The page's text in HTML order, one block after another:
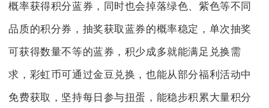
概率获得积分蓝券，同时也会掉落绿色、紫色等不同
品质的积分券，抽奖获取蓝券的概率稳定，单次抽奖
可获得数量不等的蓝券，积少成多就能满足兑换需
求，彩虹币可通过金豆兑换，也能从部分福利活动中
免费获取，坚持每日参与扭蛋，能稳步积累大量积分